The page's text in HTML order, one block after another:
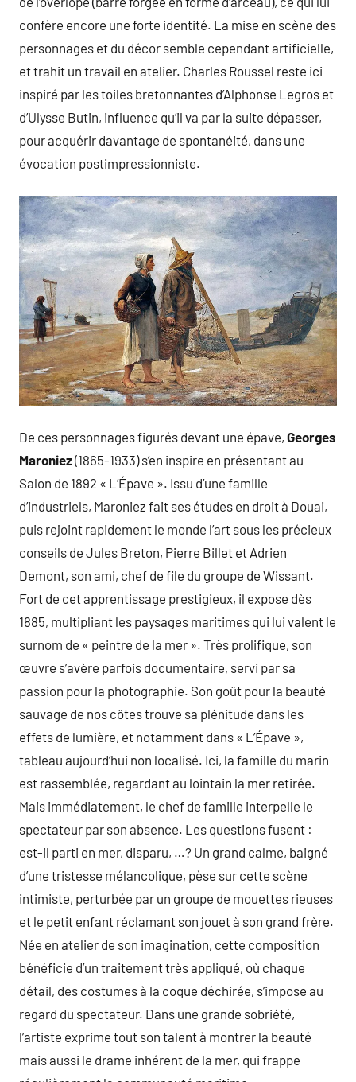
confère encore une forte identité. La mise en scène des
personnages et du décor semble cependant artificielle,
et trahit un travail en atelier. Charles Roussel reste ici
inspiré par les toiles bretonnantes d’Alphonse Legros et
d’Ulysse Butin, influence qu’il va par la suite dépasser,
pour acquérir davantage de spontanéité, dans une
évocation postimpressionniste.
De ces personnages figurés devant une épave, Georges
Maroniez(1865-1933) s’en inspire en présentant au
Salon de 1892 « L’Épave ». Issu d’une famille
d’industriels, Maroniez fait ses études en droit à Douai,
puis rejoint rapidement le monde l’art sous les précieux
conseils de Jules Breton, Pierre Billet et Adrien
Demont, son ami, chef de file du groupe de Wissant.
Fort de cet apprentissage prestigieux, il expose dès
1885, multipliant les paysages maritimes qui lui valent le
surnom de « peintre de la mer ». Très prolifique, son
œuvre s’avère parfois documentaire, servi par sa
passion pour la photographie. Son goût pour la beauté
sauvage de nos côtes trouve sa plénitude dans les
effets de lumière, et notamment dans « L’Épave »,
tableau aujourd’hui non localisé. Ici, la famille du marin
est rassemblée, regardant au lointain la mer retirée.
Mais immédiatement, le chef de famille interpelle le
spectateur par son absence. Les questions fusent :
est-il parti en mer, disparu, …? Un grand calme, baigné
d’une tristesse mélancolique, pèse sur cette scène
intimiste, perturbée par un groupe de mouettes rieuses
et le petit enfant réclamant son jouet à son grand frère.
Née en atelier de son imagination, cette composition
bénéficie d’un traitement très appliqué, où chaque
détail, des costumes à la coque déchirée, s’impose au
regard du spectateur. Dans une grande sobriété,
l’artiste exprime tout son talent à montrer la beauté
mais aussi le drame inhérent de la mer, qui frappe